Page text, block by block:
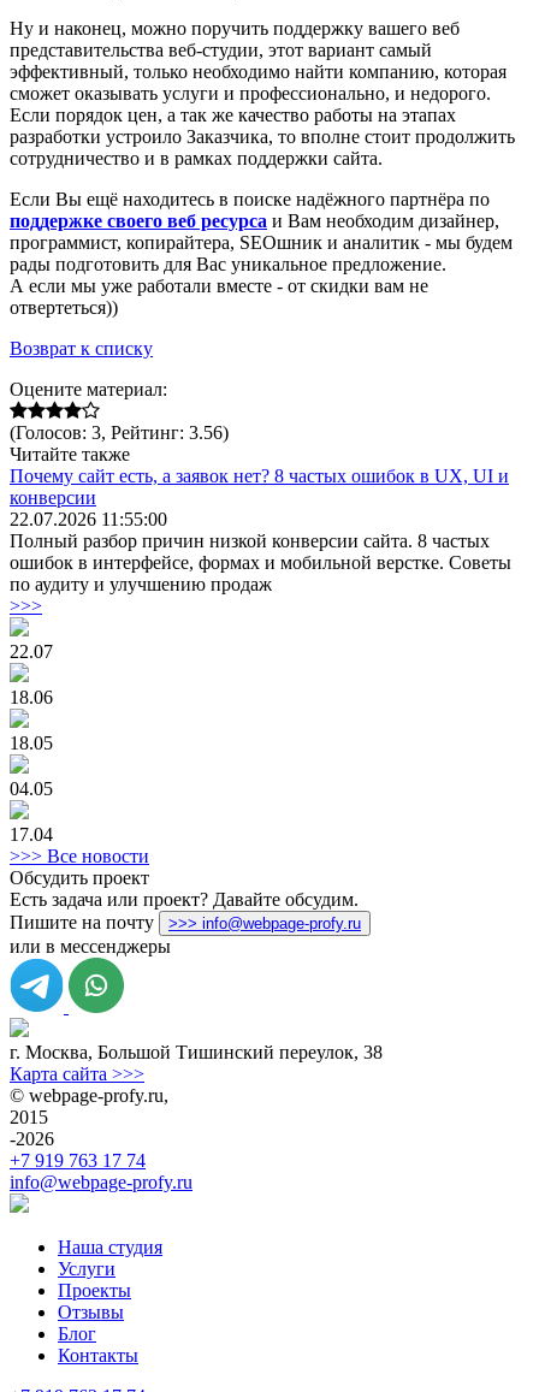
Ну и наконец, можно поручить поддержку вашего веб
представительства веб-студии, этот вариант самый
эффективный, только необходимо найти компанию, которая
сможет оказывать услуги и профессионально, и недорого.
Если порядок цен, а так же качество работы на этапах
разработки устроило Заказчика, то вполне стоит продолжить
сотрудничество и в рамках поддержки сайта.
Если Вы ещё находитесь в поиске надёжного партнёра по
поддержке своего веб ресурса и Вам необходим дизайнер,
программист, копирайтера, SEОшник и аналитик - мы будем
рады подготовить для Вас уникальное предложение.
А если мы уже работали вместе - от скидки вам не
отвертеться))
Возврат к списку
Оцените материал:
(Голосов: 3, Рейтинг: 3.56)
Читайте также
Почему сайт есть, а заявок нет? 8 частых ошибок в UX, UI и
конверсии
22.07.2026 11:55:00
Полный разбор причин низкой конверсии сайта. 8 частых
ошибок в интерфейсе, формах и мобильной верстке. Советы
по аудиту и улучшению продаж
>>>
22.07
18.06
18.05
04.05
17.04
>>> Все новости
Обсудить проект
Есть задача или проект? Давайте обсудим.
Пишите на почту
>>> info@webpage-profy.ru
или в мессенджеры
г. Москва, Большой Тишинский переулок, 38
Карта сайта >>>
© webpage-profy.ru,
2015
-2026
+7 919 763 17 74
info@webpage-profy.ru
Наша студия
Услуги
Проекты
Отзывы
Блог
Контакты